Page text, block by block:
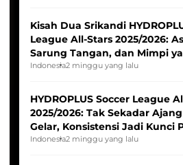
Kisah Dua Srikandi
League All-Stars 2025/2026:
Sarung Tangan, dan Mimpi
Pernah Padam
Indonesia2 minggu yang lalu
HYDROPLUS Soccer League
2025/2026: Tak Sekadar
Gelar, Konsistensi Jadi Kunci
Indonesia2 minggu yang lalu